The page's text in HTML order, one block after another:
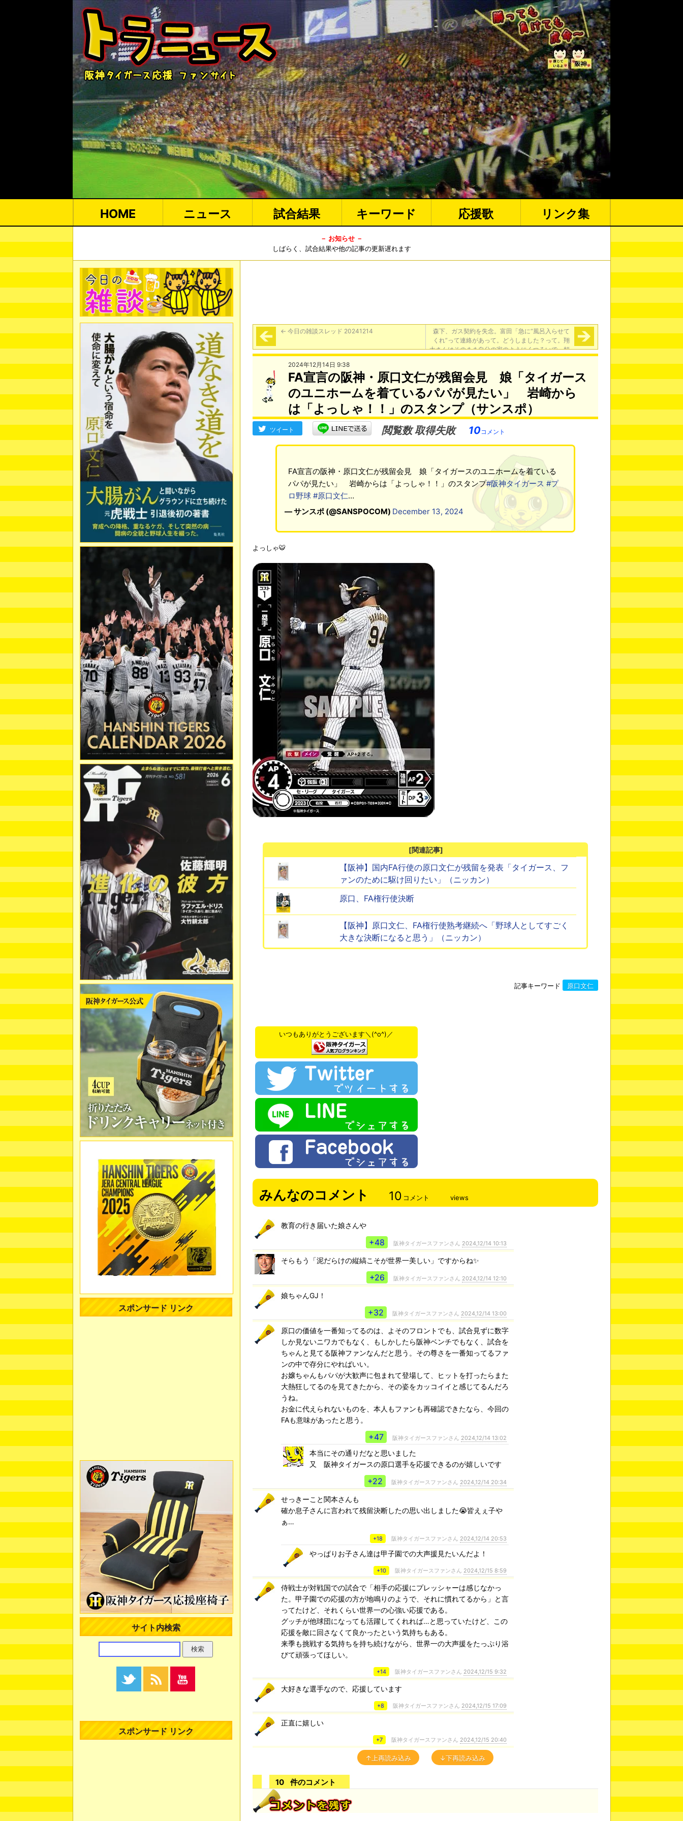
HOME ニュース 試合結果 キーワード 応援歌 リンク集
－ お知らせ －
しばらく、試合結果や他の記事の更新遅れます
← 今日の雑談スレッド 20241214
森下、ガス契約を失念。富田「急に“風呂入らせて
くれ”って連絡があって。どうしました？って。翔
太さんはそのまま自分の家のようにくつろいで、頼
んだ出前を食べて帰っていきました」→
2024年12月14日 9:38
FA宣言の阪神・原口文仁が残留会見 娘「タイガース
のユニホームを着ているパパが見たい」 岩崎から
は「よっしゃ！！」のスタンプ（サンスポ）
ツイート 閲覧数 取得失敗 10コメント
FA宣言の阪神・原口文仁が残留会見 娘「タイガースのユニホームを着ている
パパが見たい」 岩崎からは「よっしゃ！！」のスタンプ#阪神タイガース #プ
ロ野球 #原口文仁…
— サンスポ (@SANSPOCOM) December 13, 2024
よっしゃ🐯
[関連記事]
【阪神】国内FA行使の原口文仁が残留を発表「タイガース、フ
ァンのために駆け回りたい」（ニッカン）
原口、FA権行使決断
【阪神】原口文仁、FA権行使熟考継続へ「野球人としてすごく
大きな決断になると思う」（ニッカン）
記事キーワード 原口文仁
いつもありがとうございます＼(^o^)／
みんなのコメント 10 コメント views
教育の行き届いた娘さんや
+48 阪神タイガースファンさん 2024,12/14 10:13
そらもう「泥だらけの縦縞こそが世界一美しい」ですからね✨
+26 阪神タイガースファンさん 2024,12/14 12:10
娘ちゃんGJ！
+32 阪神タイガースファンさん 2024,12/14 13:00
原口の価値を一番知ってるのは、よそのフロントでも、試合見ずに数字
しか見ないニワカでもなく、もしかしたら阪神ベンチでもなく、試合を
ちゃんと見てる阪神ファンなんだと思う。その尊さを一番知ってるファ
ンの中で存分にやればいい。
お嬢ちゃんもパパが大歓声に包まれて登場して、ヒットを打ったらまた
大熱狂してるのを見てきたから、その姿をカッコイイと感じてるんだろ
うね。
お金に代えられないものを、本人もファンも再確認できたなら、今回の
FAも意味があったと思う。
+47 阪神タイガースファンさん 2024,12/14 13:02
本当にその通りだなと思いました
又 阪神タイガースの原口選手を応援できるのが嬉しいです
+22 阪神タイガースファンさん 2024,12/14 20:34
せっきーこと関本さんも
確か息子さんに言われて残留決断したの思い出しました😭皆えぇ子や
ぁ…
+18 阪神タイガースファンさん 2024,12/14 20:53
やっぱりお子さん達は甲子園での大声援見たいんだよ！
+10 阪神タイガースファンさん 2024,12/15 8:59
侍戦士が対戦国での試合で「相手の応援にプレッシャーは感じなかっ
た。甲子園での応援の方が地鳴りのようで、それに慣れてるから」と言
ってたけど、それくらい世界一の心強い応援である。
グッチが他球団になっても活躍してくれれば…と思っていたけど、この
応援を敵に回さなくて良かったという気持ちもある。
来季も挑戦する気持ちを持ち続けながら、世界一の大声援をたっぷり浴
びて頑張ってほしい。
+14 阪神タイガースファンさん 2024,12/15 9:32
大好きな選手なので、応援しています
+8 阪神タイガースファンさん 2024,12/15 17:09
正直に嬉しい
+7 阪神タイガースファンさん 2024,12/15 20:40
↑上再読み込み ↓下再読み込み
10 件のコメント
スポンサード リンク
サイト内検索
スポンサード リンク